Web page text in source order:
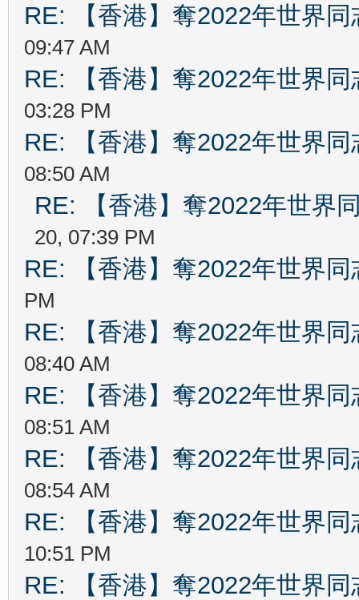
RE: 【香港】奪2022年世界
09:47 AM
RE: 【香港】奪2022年世界
03:28 PM
RE: 【香港】奪2022年世界
08:50 AM
RE: 【香港】奪2022年世界
20, 07:39 PM
RE: 【香港】奪2022年世界
PM
RE: 【香港】奪2022年世界
08:40 AM
RE: 【香港】奪2022年世界
08:51 AM
RE: 【香港】奪2022年世界
08:54 AM
RE: 【香港】奪2022年世界
10:51 PM
RE: 【香港】奪2022年世界